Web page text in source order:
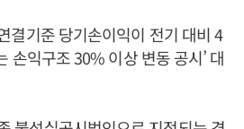
결기준 당기손이익이 전기 대비 4
손익구조 30% 이상 변동 공시’ 대